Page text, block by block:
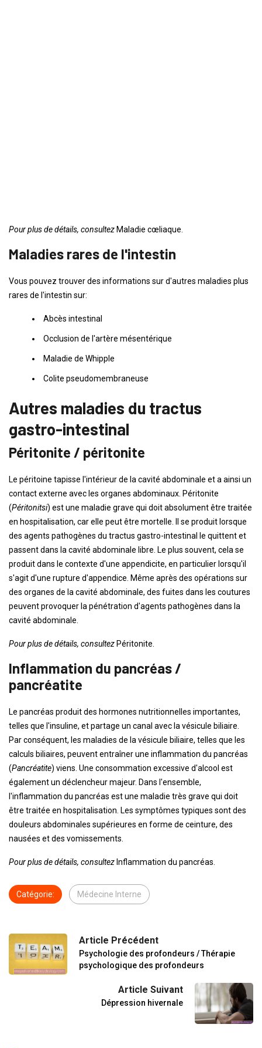
Pour plus de détails, consultez Maladie cœliaque.
Maladies rares de l'intestin
Vous pouvez trouver des informations sur d'autres maladies plus
rares de l'intestin sur:
Abcès intestinal
Occlusion de l'artère mésentérique
Maladie de Whipple
Colite pseudomembraneuse
Autres maladies du tractus
gastro-intestinal
Péritonite / péritonite
Le péritoine tapisse l'intérieur de la cavité abdominale et a ainsi un
contact externe avec les organes abdominaux. Péritonite
(Péritonitsi) est une maladie grave qui doit absolument être traitée
en hospitalisation, car elle peut être mortelle. Il se produit lorsque
des agents pathogènes du tractus gastro-intestinal le quittent et
passent dans la cavité abdominale libre. Le plus souvent, cela se
produit dans le contexte d'une appendicite, en particulier lorsqu'il
s'agit d'une rupture d'appendice. Même après des opérations sur
des organes de la cavité abdominale, des fuites dans les coutures
peuvent provoquer la pénétration d'agents pathogènes dans la
cavité abdominale.
Pour plus de détails, consultez Péritonite.
Inflammation du pancréas /
pancréatite
Le pancréas produit des hormones nutritionnelles importantes,
telles que l'insuline, et partage un canal avec la vésicule biliaire.
Par conséquent, les maladies de la vésicule biliaire, telles que les
calculs biliaires, peuvent entraîner une inflammation du pancréas
(Pancréatite) viens. Une consommation excessive d'alcool est
également un déclencheur majeur. Dans l'ensemble,
l'inflammation du pancréas est une maladie très grave qui doit
être traitée en hospitalisation. Les symptômes typiques sont des
douleurs abdominales supérieures en forme de ceinture, des
nausées et des vomissements.
Pour plus de détails, consultez Inflammation du pancréas.
Catégorie: Médecine Interne
Article Précédent
Psychologie des profondeurs / Thérapie
psychologique des profondeurs
Article Suivant
Dépression hivernale